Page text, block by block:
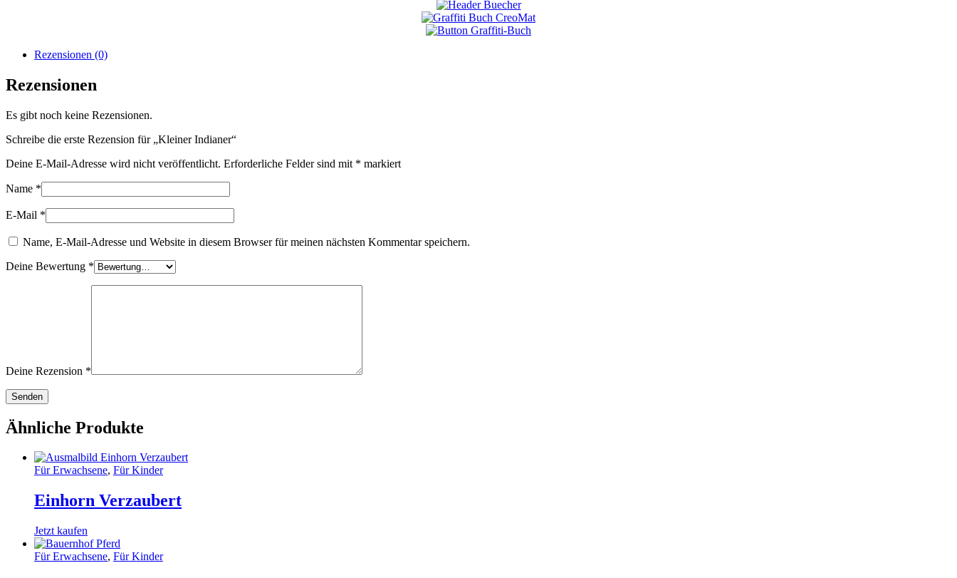
Rezensionen (0)
Rezensionen
Es gibt noch keine Rezensionen.
Schreibe die erste Rezension für „Kleiner Indianer“
Deine E-Mail-Adresse wird nicht veröffentlicht. Erforderliche Felder sind mit * markiert
Name *
E-Mail *
Name, E-Mail-Adresse und Website in diesem Browser für meinen nächsten Kommentar speichern.
Deine Bewertung *
Deine Rezension *
Ähnliche Produkte
Für Erwachsene, Für Kinder
Einhorn Verzaubert
Jetzt kaufen
Für Erwachsene, Für Kinder